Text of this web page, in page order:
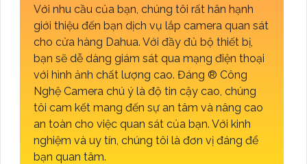
Với nhu cầu của bạn, chúng tôi rất hân hạnh
giới thiệu đến bạn dịch vụ lắp camera quan sát
cho cửa hàng Dahua. Với đầy đủ bộ thiết bị,
bạn sẽ dễ dàng giám sát qua mạng điện thoại
với hình ảnh chất lượng cao. Đáng ®️ Công
Nghệ Camera chú ý là độ tin cậy cao, chúng
tôi cam kết mang đến sự an tâm và nâng cao
an toàn cho việc quan sát của bạn. Với kinh
nghiệm và uy tín, chúng tôi là đơn vị đáng để
bạn quan tâm.